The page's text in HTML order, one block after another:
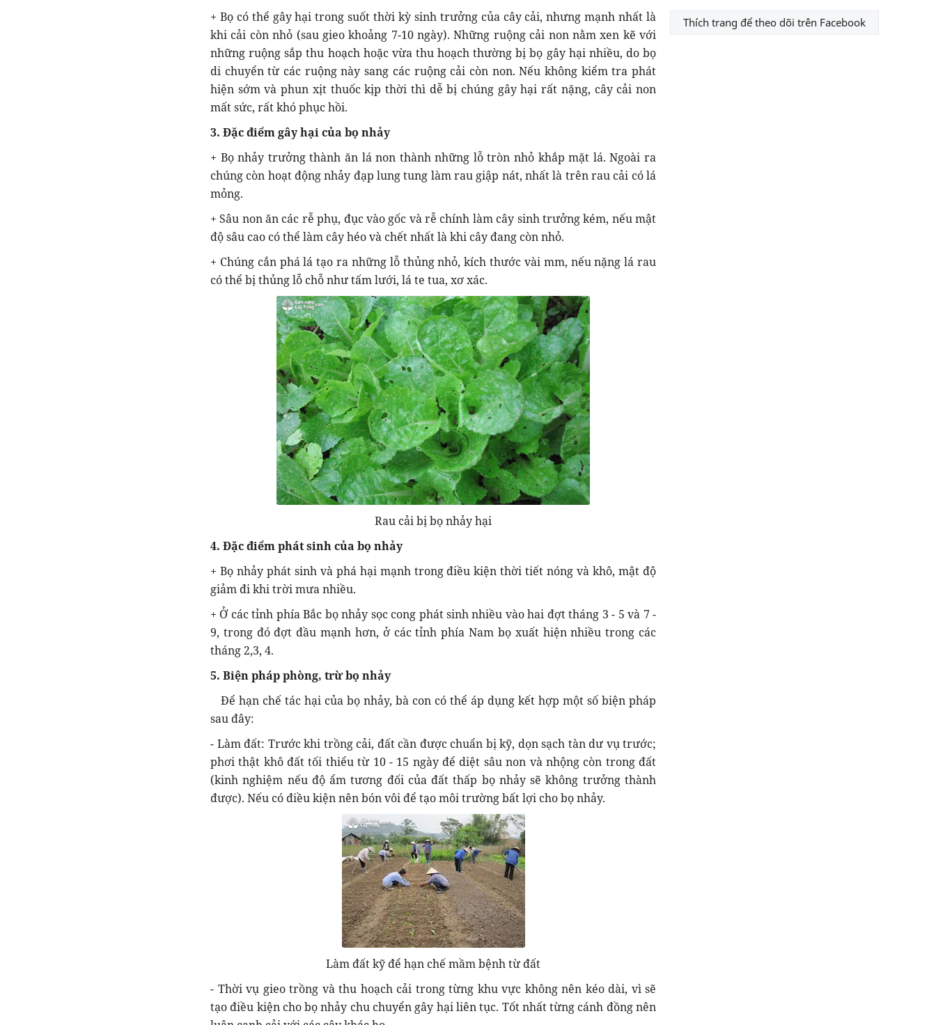
+ Bọ có thể gây hại trong suốt thời kỳ sinh trưởng của cây cải, nhưng mạnh nhất là
khi cải còn nhỏ (sau gieo khoảng 7-10 ngày). Những ruộng cải non nằm xen kẽ với
những ruộng sắp thu hoạch hoặc vừa thu hoạch thường bị bọ gây hại nhiều, do bọ
di chuyển từ các ruộng này sang các ruộng cải còn non. Nếu không kiểm tra phát
hiện sớm và phun xịt thuốc kịp thời thì dễ bị chúng gây hại rất nặng, cây cải non
mất sức, rất khó phục hồi.
3. Đặc điểm gây hại của bọ nhảy
+ Bọ nhảy trưởng thành ăn lá non thành những lỗ tròn nhỏ khắp mặt lá. Ngoài ra
chúng còn hoạt động nhảy đạp lung tung làm rau giập nát, nhất là trên rau cải có lá
mỏng.
+ Sâu non ăn các rễ phụ, đục vào gốc và rễ chính làm cây sinh trưởng kém, nếu mật
độ sâu cao có thể làm cây héo và chết nhất là khi cây đang còn nhỏ.
+ Chúng cắn phá lá tạo ra những lỗ thủng nhỏ, kích thước vài mm, nếu nặng lá rau
có thể bị thủng lỗ chỗ như tấm lưới, lá te tua, xơ xác.
Rau cải bị bọ nhảy hại
4. Đặc điểm phát sinh của bọ nhảy
+ Bọ nhảy phát sinh và phá hại mạnh trong điều kiện thời tiết nóng và khô, mật độ
giảm đi khi trời mưa nhiều.
+ Ở các tỉnh phía Bắc bọ nhảy sọc cong phát sinh nhiều vào hai đợt tháng 3 - 5 và 7 -
9, trong đó đợt đầu mạnh hơn, ở các tỉnh phía Nam bọ xuất hiện nhiều trong các
tháng 2,3, 4.
5. Biện pháp phòng, trừ bọ nhảy
Để hạn chế tác hại của bọ nhảy, bà con có thể áp dụng kết hợp một số biện pháp
sau đây:
- Làm đất: Trước khi trồng cải, đất cần được chuẩn bị kỹ, dọn sạch tàn dư vụ trước;
phơi thật khô đất tối thiểu từ 10 - 15 ngày để diệt sâu non và nhộng còn trong đất
(kinh nghiệm nếu độ ẩm tương đối của đất thấp bọ nhảy sẽ không trưởng thành
được). Nếu có điều kiện nên bón vôi để tạo môi trường bất lợi cho bọ nhảy.
Làm đất kỹ để hạn chế mầm bệnh từ đất
- Thời vụ gieo trồng và thu hoạch cải trong từng khu vực không nên kéo dài, vì sẽ
tạo điều kiện cho bọ nhảy chu chuyển gây hại liên tục. Tốt nhất từng cánh đồng nên
Thích trang để theo dõi trên Facebook